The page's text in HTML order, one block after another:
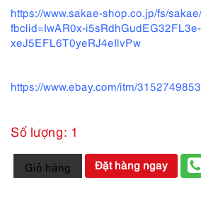
https://www.sakae-shop.co.jp/fs/
fbclid=IwAR0x-
xeJ5EFL6T0yeRJ4eIlvPw
https://www.ebay.com/itm/
Số lượng: 1
1442-
Túi
Giỏ hàng Đặt hàng ngay